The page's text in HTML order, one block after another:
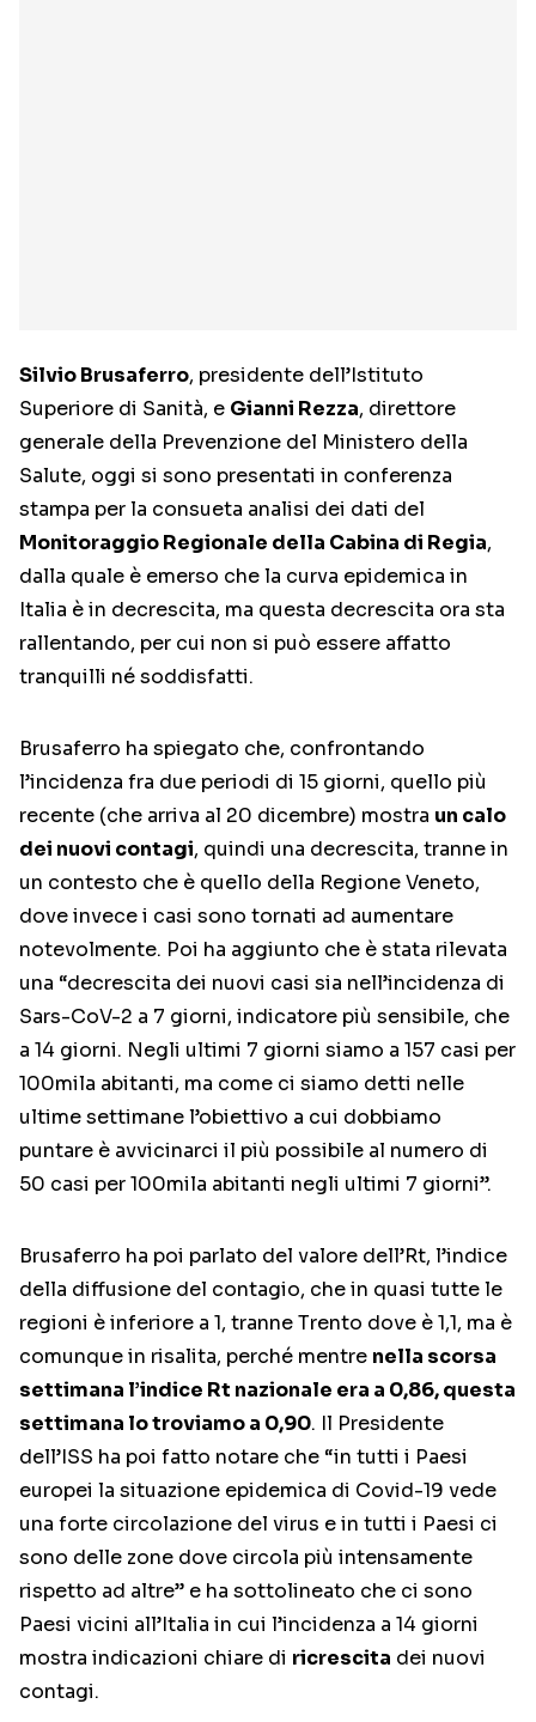
Silvio Brusaferro, presidente dell’Istituto
Superiore di Sanità, e Gianni Rezza, direttore
generale della Prevenzione del Ministero della
Salute, oggi si sono presentati in conferenza
stampa per la consueta analisi dei dati del
Monitoraggio Regionale della Cabina di Regia,
dalla quale è emerso che la curva epidemica in
Italia è in decrescita, ma questa decrescita ora sta
rallentando, per cui non si può essere affatto
tranquilli né soddisfatti.
Brusaferro ha spiegato che, confrontando
l’incidenza fra due periodi di 15 giorni, quello più
recente (che arriva al 20 dicembre) mostra un calo
dei nuovi contagi, quindi una decrescita, tranne in
un contesto che è quello della Regione Veneto,
dove invece i casi sono tornati ad aumentare
notevolmente. Poi ha aggiunto che è stata rilevata
una “decrescita dei nuovi casi sia nell’incidenza di
Sars-CoV-2 a 7 giorni, indicatore più sensibile, che
a 14 giorni. Negli ultimi 7 giorni siamo a 157 casi per
100mila abitanti, ma come ci siamo detti nelle
ultime settimane l’obiettivo a cui dobbiamo
puntare è avvicinarci il più possibile al numero di
50 casi per 100mila abitanti negli ultimi 7 giorni”.
Brusaferro ha poi parlato del valore dell’Rt, l’indice
della diffusione del contagio, che in quasi tutte le
regioni è inferiore a 1, tranne Trento dove è 1,1, ma è
comunque in risalita, perché mentre nella scorsa
settimana l’indice Rt nazionale era a 0,86, questa
settimana lo troviamo a 0,90. Il Presidente
dell’ISS ha poi fatto notare che “in tutti i Paesi
europei la situazione epidemica di Covid-19 vede
una forte circolazione del virus e in tutti i Paesi ci
sono delle zone dove circola più intensamente
rispetto ad altre” e ha sottolineato che ci sono
Paesi vicini all’Italia in cui l’incidenza a 14 giorni
mostra indicazioni chiare di ricrescita dei nuovi
contagi.